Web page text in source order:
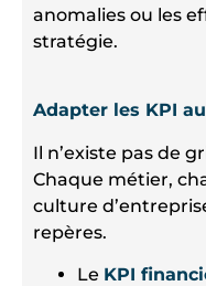
anomalies ou les
stratégie.
Adapter les KPI
Il n’existe pas de
Chaque métier,
culture
repères.
Le KPI